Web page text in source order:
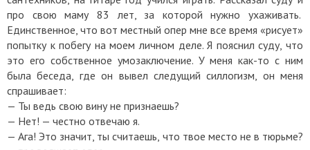
про свою маму 83 лет, за которой нужно ухаживать.
Единственное, что вот местный опер мне все время «рисует»
попытку к побегу на моем личном деле. Я пояснил суду, что
это его собственное умозаключение. У меня как-то с ним
была беседа, где он вывел следущий силлогизм, он меня
спрашивает:
— Ты ведь свою вину не признаешь?
— Нет! — честно отвечаю я.
— Ага! Это значит, ты считаешь, что твое место не в тюрьме?